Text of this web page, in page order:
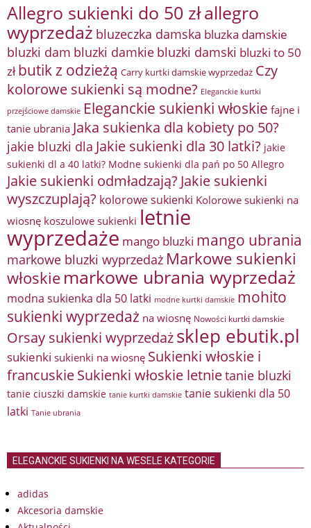
Allegro sukienki do 50 złallegro
wyprzedaż bluzeczka damska bluzka damskie
bluzki dam bluzki damkie bluzki damski bluzki to 50
zł butik z odzieżą Carry kurtki damskie wyprzedaż Czy
kolorowe sukienki są modne? Eleganckie kurtki
przejściowe damskie Eleganckie sukienki włoskie fajne i
tanie ubrania Jaka sukienka dla kobiety po 50?
jakie bluzki dla Jakie sukienki dla 30 latki? jakie
sukienki dl a 40 latki? Modne sukienki dla pań po 50 Allegro
Jakie sukienki odmładzają? Jakie sukienki
wyszczuplają? kolorowe sukienki Kolorowe sukienki na
wiosnę koszulowe sukienki letnie
wyprzedaże mango bluzki mango ubrania
markowe bluzki wyprzedaż Markowe sukienki
włoskie markowe ubrania wyprzedaż
modna sukienka dla 50 latki modne kurtki damskie mohito
sukienki wyprzedaż na wiosnę Nowości kurtki damskie
Orsay sukienki wyprzedażsklep ebutik.pl
sukienki sukienki na wiosnę Sukienki włoskie i
francuskieSukienki włoskie letnietanie bluzki
tanie ciuszki damskie tanie kurtki damskie tanie sukienki dla 50
latki Tanie ubrania
ELEGANCKIE SUKIENKI NA WESELE KATEGORIE
adidas
Akcesoria damskie